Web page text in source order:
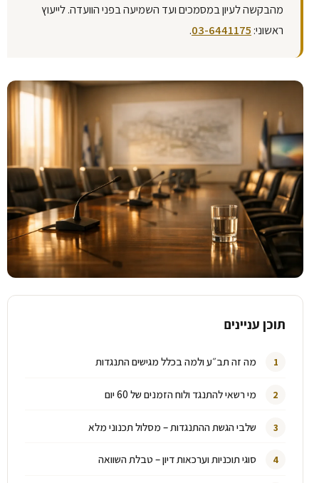
מהבקשה לעיון במסמכים ועד השמיעה בפני הוועדה. לייעוץ
ראשוני: 03-6441175
.
תוכן עניינים
מה זה תב״ע ולמה בכלל מגישים התנגדות
מי רשאי להתנגד ולוח הזמנים של 60 יום
שלבי הגשת ההתנגדות – מסלול תכנוני מלא
סוגי תוכניות וערכאות דיון – טבלת השוואה